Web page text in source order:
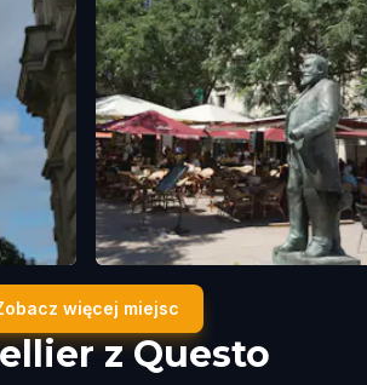
Place Jean Jaurès
Montpellier
więcej miejsc
z Questo